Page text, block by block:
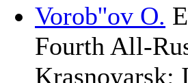
Vorob''ov O.
Fourth All-